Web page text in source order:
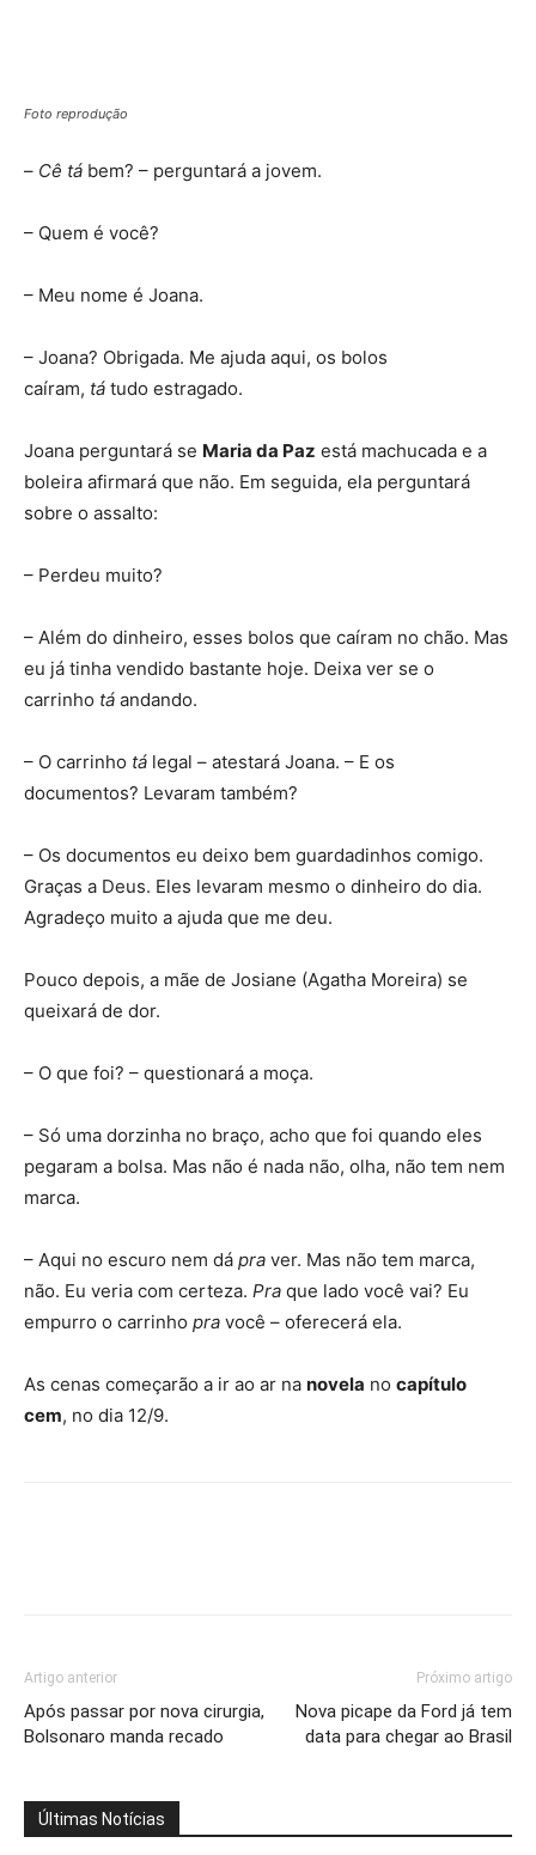
Foto reprodução
– Cê tá bem? – perguntará a jovem.
– Quem é você?
– Meu nome é Joana.
– Joana? Obrigada. Me ajuda aqui, os bolos
caíram, tá tudo estragado.
Joana perguntará se Maria da Paz está machucada e a
boleira afirmará que não. Em seguida, ela perguntará
sobre o assalto:
– Perdeu muito?
– Além do dinheiro, esses bolos que caíram no chão. Mas
eu já tinha vendido bastante hoje. Deixa ver se o
carrinho tá andando.
– O carrinho tá legal – atestará Joana. – E os
documentos? Levaram também?
– Os documentos eu deixo bem guardadinhos comigo.
Graças a Deus. Eles levaram mesmo o dinheiro do dia.
Agradeço muito a ajuda que me deu.
Pouco depois, a mãe de Josiane (Agatha Moreira) se
queixará de dor.
– O que foi? – questionará a moça.
– Só uma dorzinha no braço, acho que foi quando eles
pegaram a bolsa. Mas não é nada não, olha, não tem nem
marca.
– Aqui no escuro nem dá pra ver. Mas não tem marca,
não. Eu veria com certeza. Pra que lado você vai? Eu
empurro o carrinho pra você – oferecerá ela.
As cenas começarão a ir ao ar na novela no capítulo
cem, no dia 12/9.
Artigo anterior
Após passar por nova cirurgia,
Bolsonaro manda recado
Próximo artigo
Nova picape da Ford já tem
data para chegar ao Brasil
Últimas Notícias